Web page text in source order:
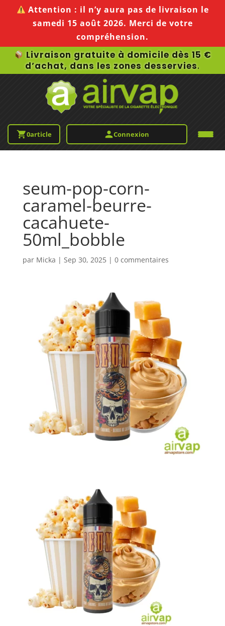
Attention : il n’y aura pas de livraison le
samedi 15 août 2026. Merci de votre
compréhension.
Livraison gratuite à domicile dès 15 €
d’achat, dans les zones desservies.
0article Connexion
seum-pop-corn-
caramel-beurre-
cacahuete-
50ml_bobble
par Micka | Sep 30, 2025| 0 commentaires